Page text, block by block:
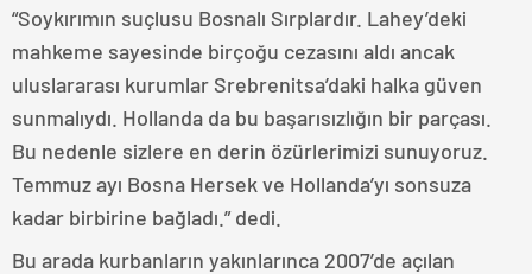
“Soykırımın suçlusu Bosnalı Sırplardır. Lahey’deki
mahkeme sayesinde birçoğu cezasını aldı ancak
uluslararası kurumlar Srebrenitsa’daki halka güven
sunmalıydı. Hollanda da bu başarısızlığın bir parçası.
Bu nedenle sizlere en derin özürlerimizi sunuyoruz.
Temmuz ayı Bosna Hersek ve Hollanda’yı sonsuza
kadar birbirine bağladı.” dedi.
Bu arada kurbanların yakınlarınca 2007’de açılan